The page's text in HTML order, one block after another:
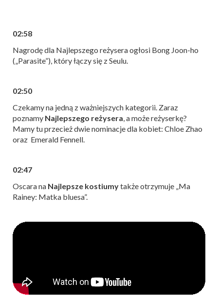
02:58
Nagrodę dla Najlepszego reżysera ogłosi Bong Joon-ho
(„Parasite”), który łączy się z Seulu.
02:50
Czekamy na jedną z ważniejszych kategorii. Zaraz
poznamy Najlepszego reżysera , a może reżyserkę?
Mamy tu przecież dwie nominacje dla kobiet: Chloe Zhao
oraz Emerald Fennell.
02:47
Oscara na Najlepsze kostiumytakże otrzymuje „Ma
Rainey: Matka bluesa”.